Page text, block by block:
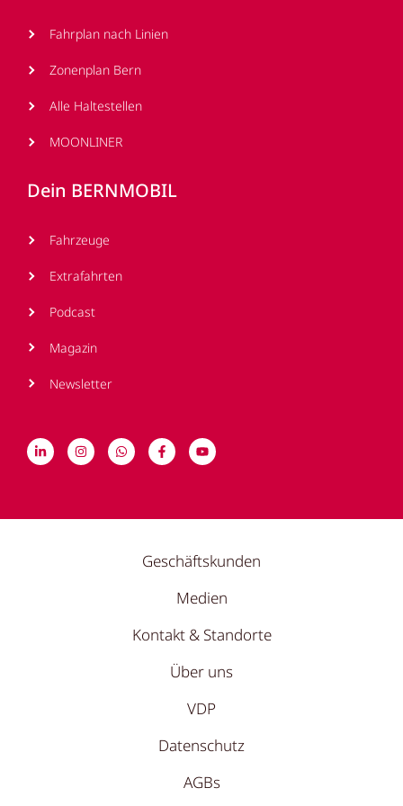
Fahrplan nach Linien
Zonenplan Bern
Alle Haltestellen
MOONLINER
Dein BERNMOBIL
Fahrzeuge
Extrafahrten
Podcast
Magazin
Newsletter
Geschäftskunden
Medien
Kontakt & Standorte
Über uns
VDP
Datenschutz
AGBs